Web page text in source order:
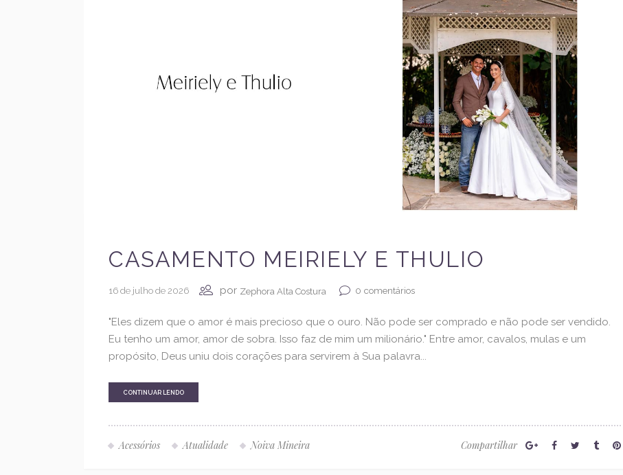
CASAMENTO MEIRIELY E THULIO
16 de julho de 2026 por Zephora Alta Costura 0 comentários
"Eles dizem que o amor é mais precioso que o ouro. Não pode ser comprado e não pode ser vendido.
Eu tenho um amor, amor de sobra. Isso faz de mim um milionário." Entre amor, cavalos, mulas e um
propósito, Deus uniu dois corações para servirem à Sua palavra...
CONTINUAR LENDO
Acessórios Atualidade Noiva Mineira Compartilhar